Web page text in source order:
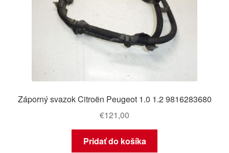
Záporný svazok Citroën Peugeot 1.0 1.2 9816283680
€121,00
Pridať do košíka